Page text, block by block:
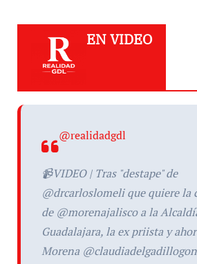
EN VIDEO
@realidadgdl
📹VIDEO | Tras "destape" de
@drcarloslomeli que quiere la
de @morenajalisco a la
Guadalajara, la ex priista y
Morena